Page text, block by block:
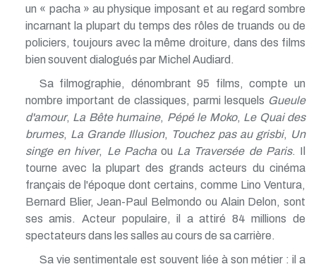
un « pacha » au physique imposant et au regard sombre
incarnant la plupart du temps des rôles de truands ou de
policiers, toujours avec la même droiture, dans des films
bien souvent dialogués par Michel Audiard.
Sa filmographie, dénombrant 95 films, compte un
nombre important de classiques, parmi lesquels Gueule
d'amour, La Bête humaine, Pépé le Moko, Le Quai des
brumes, La Grande Illusion, Touchez pas au grisbi, Un
singe en hiver, Le Pachaou La Traversée de Paris. Il
tourne avec la plupart des grands acteurs du cinéma
français de l'époque dont certains, comme Lino Ventura,
Bernard Blier, Jean-Paul Belmondo ou Alain Delon, sont
ses amis. Acteur populaire, il a attiré 84 millions de
spectateurs dans les salles au cours de sa carrière.
Sa vie sentimentale est souvent liée à son métier : il a